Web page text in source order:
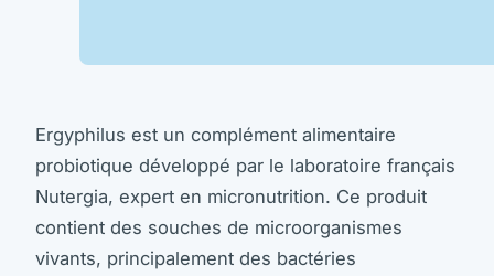
Ergyphilus est un complément alimentaire
probiotique développé par le laboratoire français
Nutergia, expert en micronutrition. Ce produit
contient des souches de microorganismes
vivants, principalement des bactéries